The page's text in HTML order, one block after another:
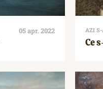
05 apr. 2022 AZI
Ce